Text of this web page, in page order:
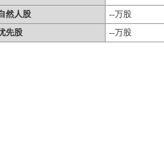
然人股
--万股
先股
--万股